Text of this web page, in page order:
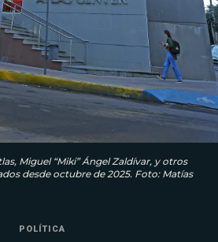
Miguel “Miki” Ángel Zaldívar, y otros
desde octubre de 2025. Foto: Matías
POLÍTICA